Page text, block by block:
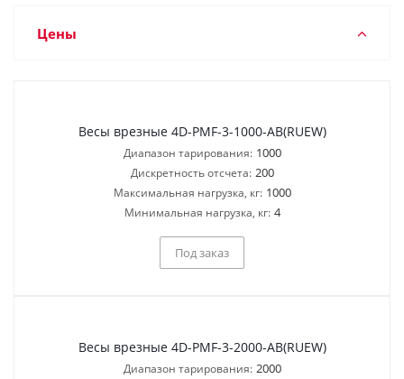
Цены
Весы врезные 4D-PMF-3-1000-AB(RUEW)
Диапазон тарирования: 1000
Дискретность отсчета: 200
Максимальная нагрузка, кг: 1000
Минимальная нагрузка, кг: 4
Под заказ
Весы врезные 4D-PMF-3-2000-AB(RUEW)
Диапазон тарирования: 2000